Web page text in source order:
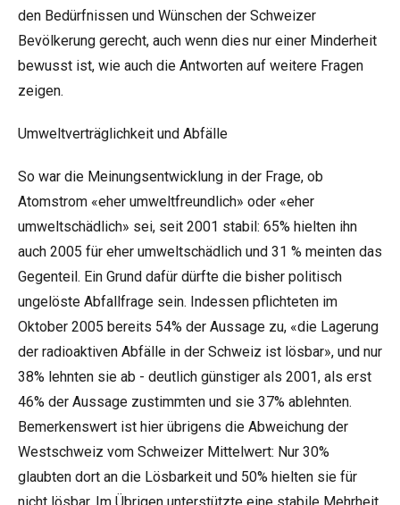
den Bedürfnissen und Wünschen der Schweizer
Bevölkerung gerecht, auch wenn dies nur einer Minderheit
bewusst ist, wie auch die Antworten auf weitere Fragen
zeigen.
Umweltverträglichkeit und Abfälle
So war die Meinungsentwicklung in der Frage, ob
Atomstrom «eher umweltfreundlich» oder «eher
umweltschädlich» sei, seit 2001 stabil: 65% hielten ihn
auch 2005 für eher umweltschädlich und 31 % meinten das
Gegenteil. Ein Grund dafür dürfte die bisher politisch
ungelöste Abfallfrage sein. Indessen pflichteten im
Oktober 2005 bereits 54% der Aussage zu, «die Lagerung
der radioaktiven Abfälle in der Schweiz ist lösbar», und nur
38% lehnten sie ab - deutlich günstiger als 2001, als erst
46% der Aussage zustimmten und sie 37% ablehnten.
Bemerkenswert ist hier übrigens die Abweichung der
Westschweiz vom Schweizer Mittelwert: Nur 30%
glaubten dort an die Lösbarkeit und 50% hielten sie für